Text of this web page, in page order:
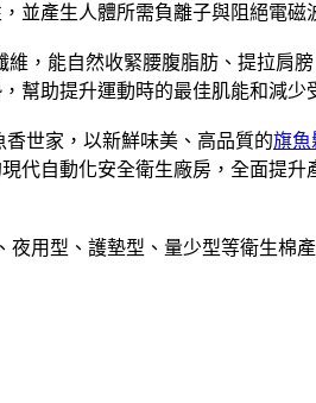
並產生人體所需負離子與阻絕電磁
，能自然收緊腰腹脂肪、提拉肩
幫助提升運動時的最佳肌能和減少
世家，以新鮮味美、高品質的旗魚
代自動化安全衛生廠房，全面提
夜用型、護墊型、量少型等衛生棉